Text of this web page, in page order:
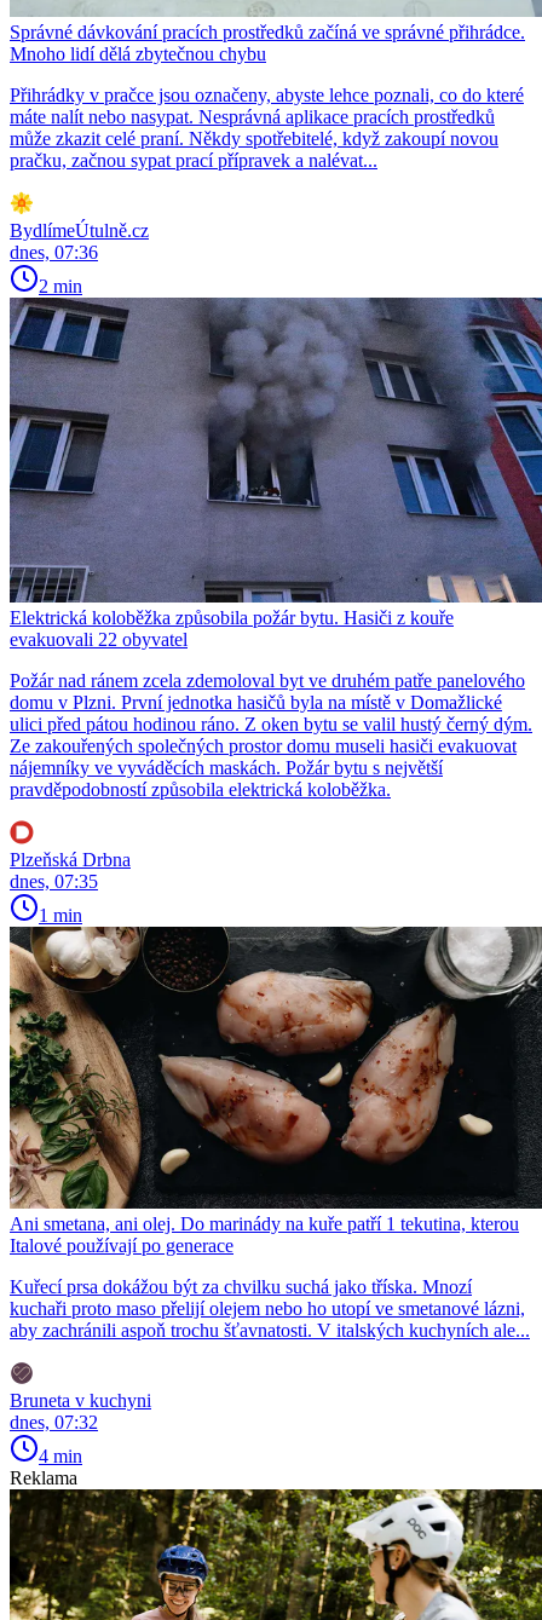
Správné dávkování pracích prostředků začíná ve správné přihrádce.
Mnoho lidí dělá zbytečnou chybu
Přihrádky v pračce jsou označeny, abyste lehce poznali, co do které
máte nalít nebo nasypat. Nesprávná aplikace pracích prostředků
může zkazit celé praní. Někdy spotřebitelé, když zakoupí novou
pračku, začnou sypat prací přípravek a nalévat...
BydlímeÚtulně.cz
dnes, 07:36
2 min
Elektrická koloběžka způsobila požár bytu. Hasiči z kouře
evakuovali 22 obyvatel
Požár nad ránem zcela zdemoloval byt ve druhém patře panelového
domu v Plzni. První jednotka hasičů byla na místě v Domažlické
ulici před pátou hodinou ráno. Z oken bytu se valil hustý černý dým.
Ze zakouřených společných prostor domu museli hasiči evakuovat
nájemníky ve vyváděcích maskách. Požár bytu s největší
pravděpodobností způsobila elektrická koloběžka.
Plzeňská Drbna
dnes, 07:35
1 min
Ani smetana, ani olej. Do marinády na kuře patří 1 tekutina, kterou
Italové používají po generace
Kuřecí prsa dokážou být za chvilku suchá jako tříska. Mnozí
kuchaři proto maso přelijí olejem nebo ho utopí ve smetanové lázni,
aby zachránili aspoň trochu šťavnatosti. V italských kuchyních ale...
Bruneta v kuchyni
dnes, 07:32
4 min
Reklama